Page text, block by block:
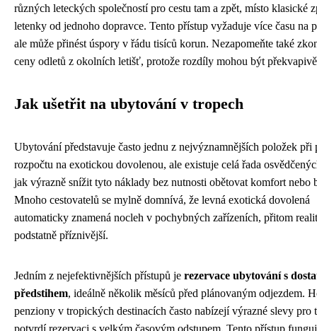
různých leteckých společností pro cestu tam a zpět, místo klasické
letenky od jednoho dopravce. Tento přístup vyžaduje více času na
ale může přinést úspory v řádu tisíců korun. Nezapomeňte také
ceny odletů z okolních letišť, protože rozdíly mohou být
Jak ušetřit na ubytování v tropech
Ubytování představuje často jednu z nejvýznamnějších položek při
rozpočtu na exotickou dovolenou, ale existuje celá řada
jak výrazně snížit tyto náklady bez nutnosti obětovat komfort nebo
Mnoho cestovatelů se mylně domnívá, že levná exotická dovolená
automaticky znamená nocleh v pochybných zařízeních, přitom
podstatně příznivější.
Jedním z nejefektivnějších přístupů je rezervace ubytování s
předstihem, ideálně několik měsíců před plánovaným odjezdem.
penziony v tropických destinacích často nabízejí výrazné slevy pro